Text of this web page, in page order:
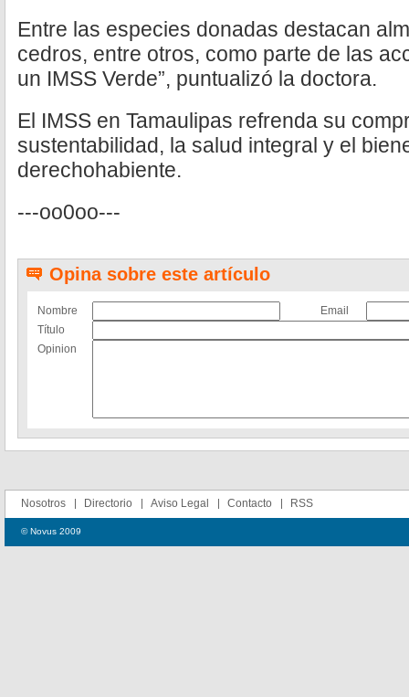
Entre las especies donadas destacan
cedros, entre otros, como parte de las
un IMSS Verde”, puntualizó la doctora.
El IMSS en Tamaulipas refrenda su
sustentabilidad, la salud integral y el
derechohabiente.
---oo0oo---
Opina sobre este artículo
Nombre
Email
Título
Opinion
Nosotros Directorio Aviso Legal Contacto RSS
© Novus 2009